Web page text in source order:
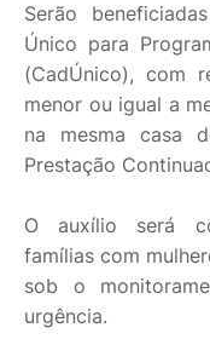
Serão
Único para
(CadÚnico), com
menor ou igual a
na mesma casa
Prestação
O auxílio será
famílias com
sob o
urgência.